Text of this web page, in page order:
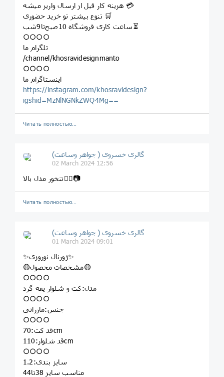
هزینه کار قبل از ارسال واریز میشه 💳
تنوع بیشتر تو خرید حضوری 🛒
ساعت کاری فروشگاه 10صبح‌تا9شب⏳
○○○○
تلگرام ما
/channel/khosravidesignmanto
○○○○
اینستاگرام ما
https://instagram.com/khosravidesign?
igshid=MzNlNGNkZWQ4Mg==
Читать полностью…
گالری خسروی ( جواهر وساعت)
02 March 2024 12:56
تنخور مدل بالا👆🏻📷
Читать полностью…
گالری خسروی ( جواهر وساعت)
01 March 2024 09:01
✨ژورنال نوروزی✨
🟡مشخصات محصول🟡
○○○○
مدل:کت و شلوار یقه گرد
○○○○
جنس:مازراتی
○○○○
قد کت:70cm
قد شلوار:110cm
○○○○
سایز بندی:1.2
مناسب سایز 38تا44